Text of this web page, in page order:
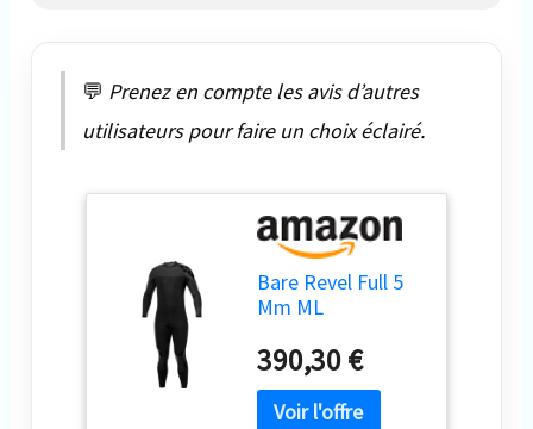
💬 Prenez en compte les avis d’autres
utilisateurs pour faire un choix éclairé.
Bare Revel Full 5
Mm ML
390,30 €